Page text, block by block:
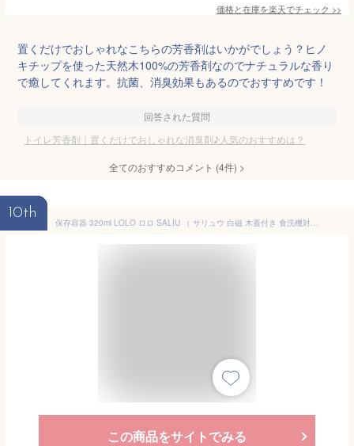
価格と在庫を楽天でチェック >>
置くだけでおしゃれなこちらの芳香剤はいかがでしょう？ヒノ
キチップを使った天然木100%の芳香剤なのでナチュラルな香り
で癒してくれます。抗菌、消臭効果もあるのでおすすめです！
回答された質問
トイレ芳香剤｜置くだけでおしゃれな消臭剤♪人気のおすすめは？
全てのおすすめコメント (4件) >
10th
保存容器 320ml LOLO ロロ SALIU （ サリュウ 白磁 木蓋付き 食洗機対応 電子レンジ対応 丸型 日本製 キャニスター 調味料入れ 調味料ポット 保存 容器 砂糖 塩 コーヒー 紅茶 天然木 おしゃれ シンプル 上品 北欧 北欧風 ） 【3980円以上送料無料】
この商品をサイトでみる